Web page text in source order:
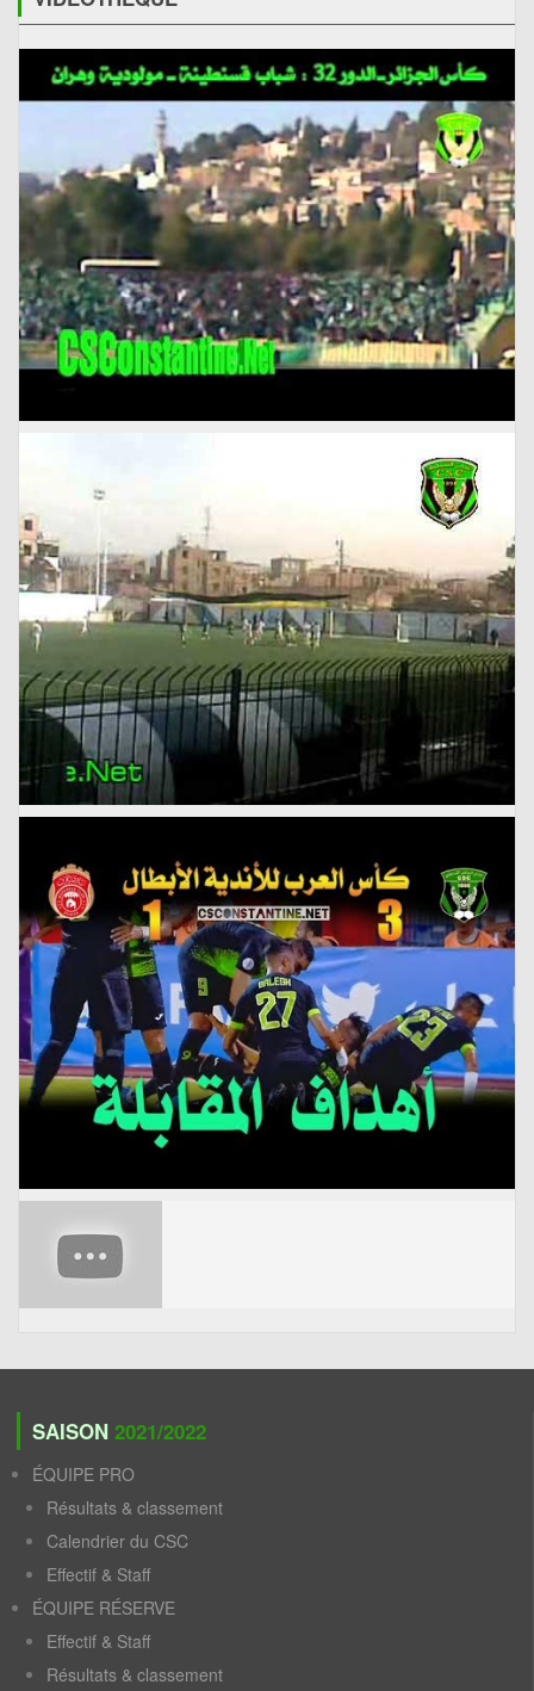
SAISON 2021/2022
ÉQUIPE PRO
Résultats & classement
Calendrier du CSC
Effectif & Staff
ÉQUIPE RÉSERVE
Effectif & Staff
Résultats & classement